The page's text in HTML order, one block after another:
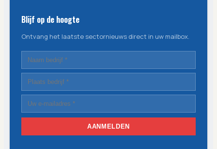
Blijf op de hoogte
Ontvang het laatste sectornieuws direct in uw mailbox.
AANMELDEN